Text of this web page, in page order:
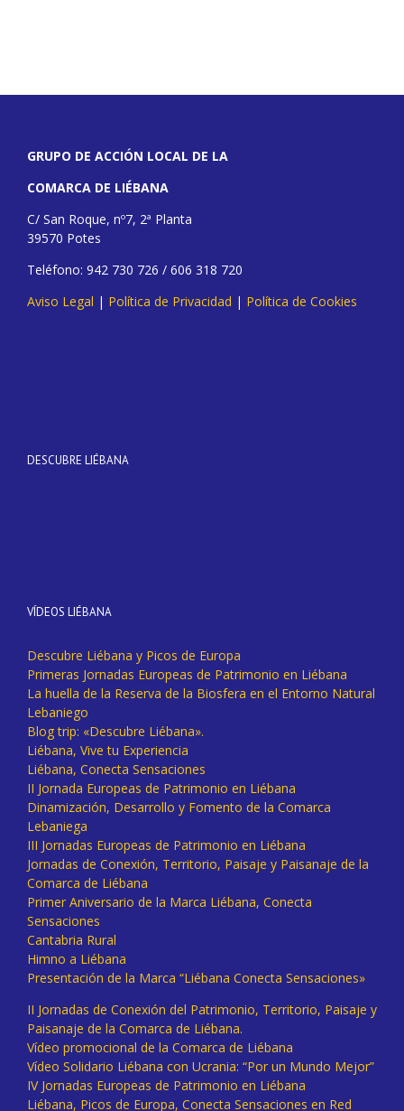
GRUPO DE ACCIÓN LOCAL DE LA
COMARCA DE LIÉBANA
C/ San Roque, nº7, 2ª Planta
39570 Potes
Teléfono: 942 730 726 / 606 318 720
Aviso Legal | Política de Privacidad | Política de Cookies
DESCUBRE LIÉBANA
VÍDEOS LIÉBANA
Descubre Liébana y Picos de Europa
Primeras Jornadas Europeas de Patrimonio en Liébana
La huella de la Reserva de la Biosfera en el Entorno Natural
Lebaniego
Blog trip: «Descubre Liébana».
Liébana, Vive tu Experiencia
Liébana, Conecta Sensaciones
II Jornada Europeas de Patrimonio en Liébana
Dinamización, Desarrollo y Fomento de la Comarca
Lebaniega
III Jornadas Europeas de Patrimonio en Liébana
Jornadas de Conexión, Territorio, Paisaje y Paisanaje de la
Comarca de Liébana
Primer Aniversario de la Marca Liébana, Conecta
Sensaciones
Cantabria Rural
Himno a Liébana
Presentación de la Marca “Liébana Conecta Sensaciones»
II Jornadas de Conexión del Patrimonio, Territorio, Paisaje y
Paisanaje de la Comarca de Liébana.
Vídeo promocional de la Comarca de Liébana
Vídeo Solidario Liébana con Ucrania: “Por un Mundo Mejor”
IV Jornadas Europeas de Patrimonio en Liébana
Liébana, Picos de Europa, Conecta Sensaciones en Red